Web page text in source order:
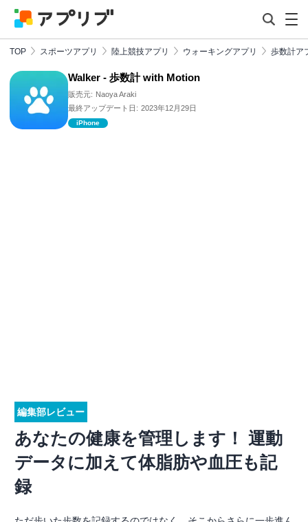
TOP スポーツアプリ 陸上競技アプリ ウォーキングアプリ 歩数計ア
Walker - 歩数計 with Motion
販売元: Naoya Araki
最終アップデート日: 2023年12月29日
iPhone
編集部レビュー
あなたの健康を管理します！ 運動
データに加えて体脂肪や血圧も記
録